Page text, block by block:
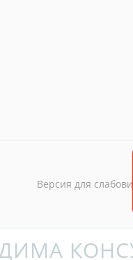
Версия для